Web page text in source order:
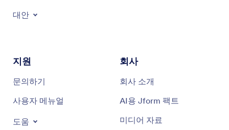
AI 도구
지원
문의하기
사용자 메뉴얼
회사
회사 소개
AI용 Jform 팩트